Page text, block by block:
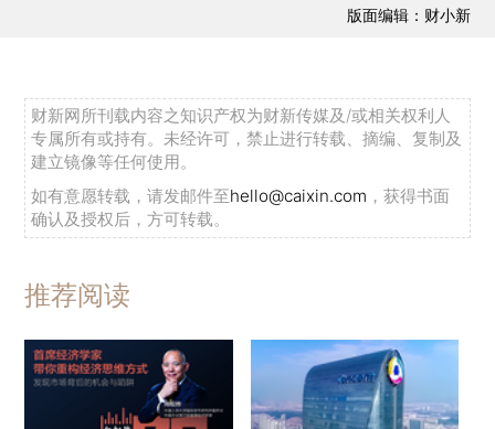
方针，贯彻妥善安置、合理使用、人尽其才、各得
其所的原则，推进退役军官安置管理保障体制机制
改革和政策制度创新，逐步完善服务保障体系和相
关政策法规。要营造支持国防和军队改革、关心爱
护军转干部的浓厚社会氛围。要教育广大军转干部
队改革大局，听从组织安排，积极到党和人民最需
要的地方建功立业。
刘云山在会上讲话指出，做好深化国防和军队
改革期间军队转业干部安置工作，要深入贯彻习近
版面编辑：财小新
财新网所刊载内容之知识产权为财新传媒及/或相关权利人
专属所有或持有。未经许可，禁止进行转载、摘编、复制及
建立镜像等任何使用。
如有意愿转载，请发邮件至hello@caixin.com ，获得书面
确认及授权后，方可转载。
推荐阅读